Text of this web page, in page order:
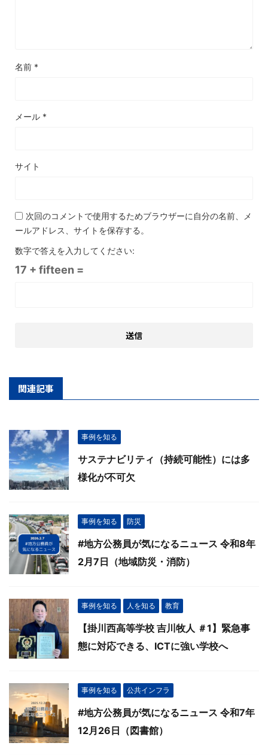
名前 *
メール *
サイト
次回のコメントで使用するためブラウザーに自分の名前、メ
ールアドレス、サイトを保存する。
数字で答えを入力してください:
17 + fifteen =
関連記事
事例を知る
サステナビリティ（持続可能性）には多
様化が不可欠
事例を知る 防災
#地方公務員が気になるニュース 令和8年
2月7日（地域防災・消防）
事例を知る 人を知る 教育
【掛川西高等学校 吉川牧人 ＃1】緊急事
態に対応できる、ICTに強い学校へ
事例を知る 公共インフラ
#地方公務員が気になるニュース 令和7年
12月26日（図書館）